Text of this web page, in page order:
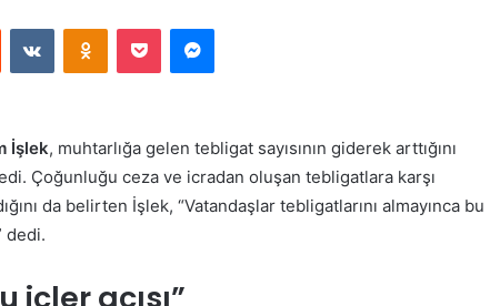
Reddit VKontakteOdnoklassniki
Pocket Messenger
İşlek, muhtarlığa gelen tebligat sayısının giderek arttığını
Çoğunluğu ceza ve icradan oluşan tebligatlara karşı
da belirten İşlek, “Vatandaşlar tebligatlarını almayınca bu
dedi.
acısı”